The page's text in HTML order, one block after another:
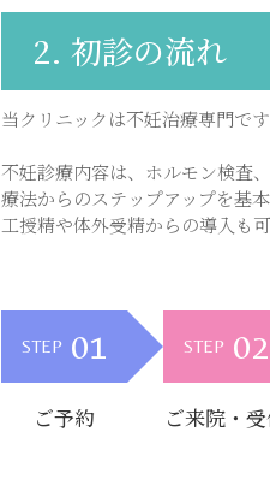
2. 初診の流れ
当クリニックは不妊治療専門で
不妊診療内容は、ホルモン検査
療法からのステップアップを基
工授精や体外受精からの導入も可
STEP 01
ご予約
STEP 02
ご来院・